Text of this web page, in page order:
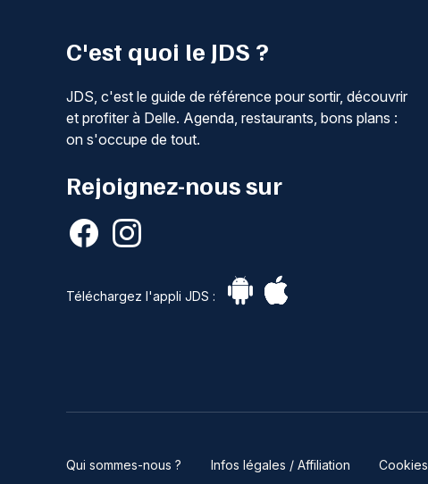
C'est quoi le JDS ?
JDS, c'est le guide de référence pour sortir, découvrir
et profiter à Delle. Agenda, restaurants, bons plans :
on s'occupe de tout.
Rejoignez-nous sur
Téléchargez l'appli JDS :
Qui sommes-nous ? Infos légales / Affiliation Cookies